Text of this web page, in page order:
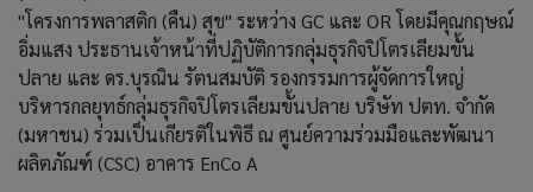
"โครงการพลาสติก (คืน) สุข" ระหว่าง GC และ OR โดยมีคุณกฤษณ์
อิ่มแสง ประธานเจ้าหน้าที่ปฏิบัติการกลุ่มธุรกิจปิโตรเลียมขั้น
ปลาย และ ดร.บุรณิน รัตนสมบัติ รองกรรมการผู้จัดการใหญ่
บริหารกลยุทธ์กลุ่มธุรกิจปิโตรเลียมขั้นปลาย บริษัท ปตท. จำกัด
(มหาชน) ร่วมเป็นเกียรติในพิธี ณ ศูนย์ความร่วมมือและพัฒนา
ผลิตภัณฑ์ (CSC) อาคาร EnCo A